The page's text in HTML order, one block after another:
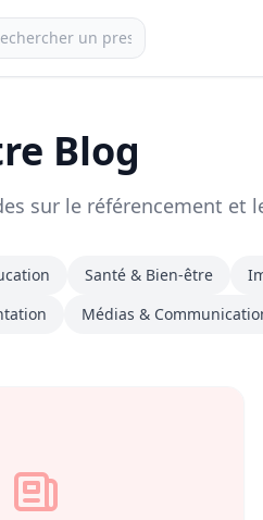
Blog
sur le référencement et
Santé & Bien-être
Médias &